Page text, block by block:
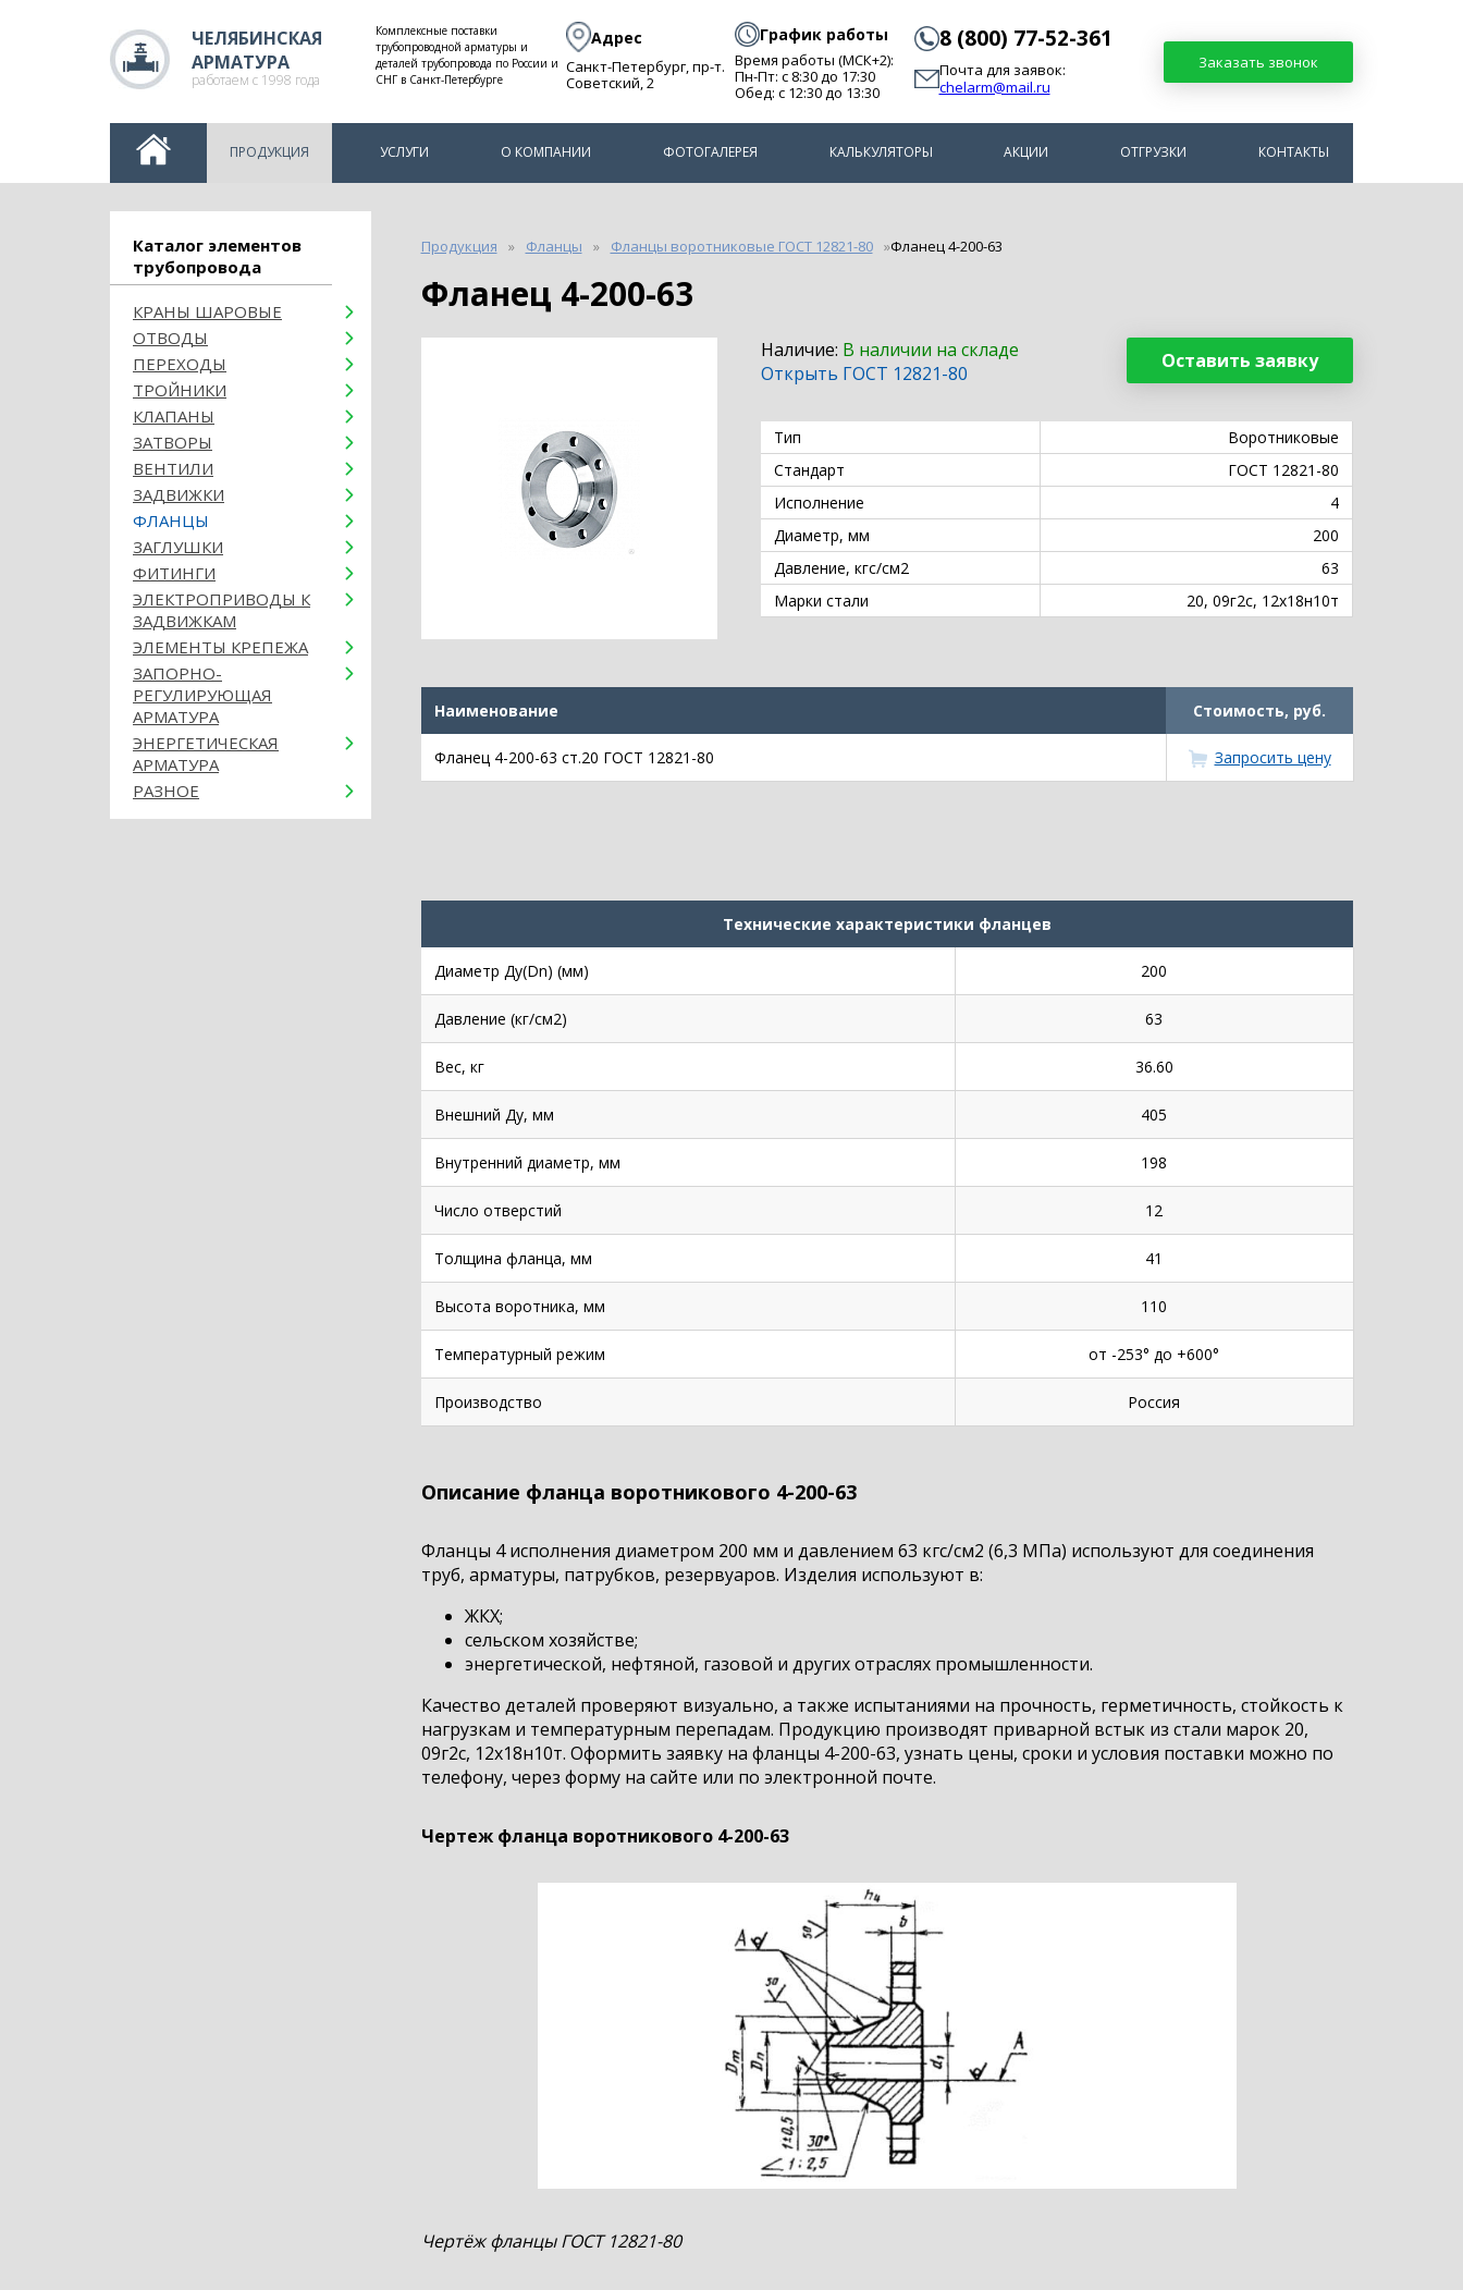
ЧЕЛЯБИНСКАЯ
АРМАТУРА
работаем с 1998 года
Комплексные поставки
трубопроводной арматуры и
деталей трубопровода по России и
СНГ в Санкт-Петербурге
Адрес
Санкт-Петербург, пр-т.
Советский, 2
График работы
Время работы (МСК+2):
Пн-Пт: с 8:30 до 17:30
Обед: с 12:30 до 13:30
8 (800) 77-52-361
Почта для заявок:
chelarm@mail.ru
Заказать звонок
ПРОДУКЦИЯ УСЛУГИ О КОМПАНИИ ФОТОГАЛЕРЕЯ КАЛЬКУЛЯТОРЫ АКЦИИ ОТГРУЗКИ КОНТАКТЫ
Каталог элементов
трубопровода
КРАНЫ ШАРОВЫЕ
ОТВОДЫ
ПЕРЕХОДЫ
ТРОЙНИКИ
КЛАПАНЫ
ЗАТВОРЫ
ВЕНТИЛИ
ЗАДВИЖКИ
ФЛАНЦЫ
ЗАГЛУШКИ
ФИТИНГИ
ЭЛЕКТРОПРИВОДЫ К
ЗАДВИЖКАМ
ЭЛЕМЕНТЫ КРЕПЕЖА
ЗАПОРНО-
РЕГУЛИРУЮЩАЯ
АРМАТУРА
ЭНЕРГЕТИЧЕСКАЯ
АРМАТУРА
РАЗНОЕ
Продукция Фланцы Фланцы воротниковые ГОСТ 12821-80 Фланец 4-200-63
Фланец 4-200-63
Наличие: В наличии на складе Оставить заявку
Открыть ГОСТ 12821-80
Тип
Воротниковые
Стандарт
ГОСТ 12821-80
Исполнение
4
Диаметр, мм
200
Давление, кгс/см2
63
Марки стали
20, 09г2с, 12х18н10т
Наименование Стоимость, руб.
Фланец 4-200-63 ст.20 ГОСТ 12821-80 Запросить цену
Технические характеристики фланцев
Диаметр Ду(Dn) (мм) 200
Давление (кг/см2) 63
Вес, кг 36.60
Внешний Ду, мм 405
Внутренний диаметр, мм 198
Число отверстий 12
Толщина фланца, мм 41
Высота воротника, мм 110
Температурный режим от -253° до +600°
Производство Россия
Описание фланца воротникового 4-200-63
Фланцы 4 исполнения диаметром 200 мм и давлением 63 кгс/см2 (6,3 МПа) используют для соединения
труб, арматуры, патрубков, резервуаров. Изделия используют в:
ЖКХ;
сельском хозяйстве;
энергетической, нефтяной, газовой и других отраслях промышленности.
Качество деталей проверяют визуально, а также испытаниями на прочность, герметичность, стойкость к
нагрузкам и температурным перепадам. Продукцию производят приварной встык из стали марок 20,
09г2с, 12х18н10т. Оформить заявку на фланцы 4-200-63, узнать цены, сроки и условия поставки можно по
телефону, через форму на сайте или по электронной почте.
Чертеж фланца воротникового 4-200-63
Чертёж фланцы ГОСТ 12821-80